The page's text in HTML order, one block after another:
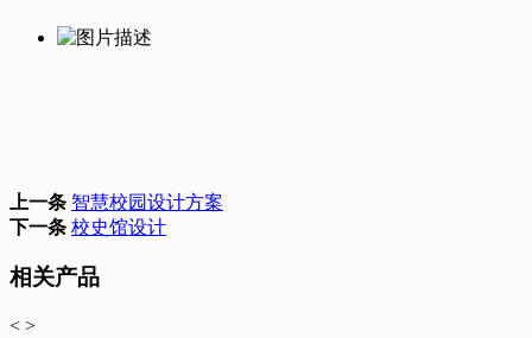
上一条 智慧校园设计方案
下一条 校史馆设计
相关产品
< >